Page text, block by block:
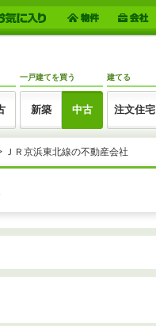
一戸建てを買う
新築 中古
建てる
注文住宅
ＪＲ京浜東北線の不動産会社